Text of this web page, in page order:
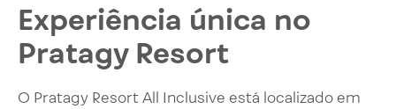
Experiência única no
Pratagy Resort
O Pratagy Resort All Inclusive está localizado em